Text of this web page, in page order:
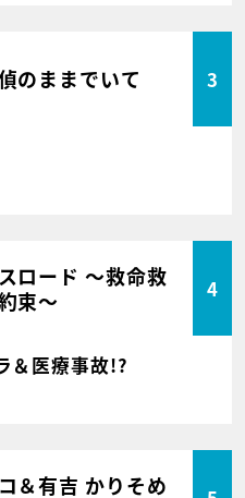
のままでいて 3
ロード ～救命救
束～
4
＆医療事故!?
＆有吉 かりそめ